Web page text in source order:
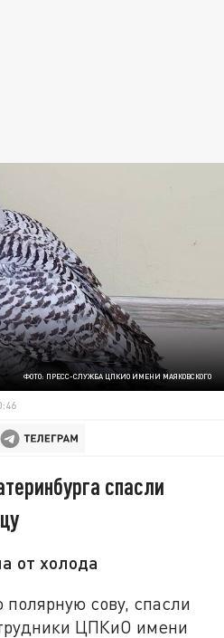
ФОТО: ПРЕСС-СЛУЖБА ЦПКИО ИМЕНИ МАЯКОВСКОГО
спасли
от холода
сову, спасли
ЦПКиО имени